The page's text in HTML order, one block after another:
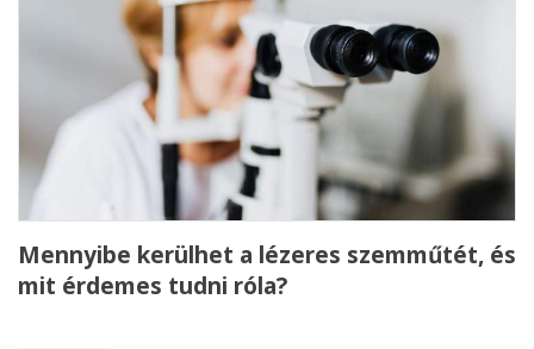
Mennyibe kerülhet a lézeres szemműtét, és
mit érdemes tudni róla?